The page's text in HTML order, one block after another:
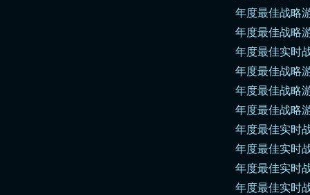
年度最佳战略
年度最佳战略
年度最佳实时
年度最佳战略
年度最佳战略
年度最佳战略
年度最佳实时
年度最佳实时
年度最佳实时
年度最佳实时